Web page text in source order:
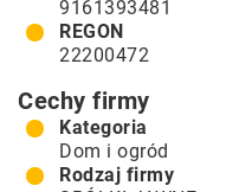
9161393481
REGON
22200472
Cechy firmy
Kategoria
Dom i ogród
Rodzaj firmy